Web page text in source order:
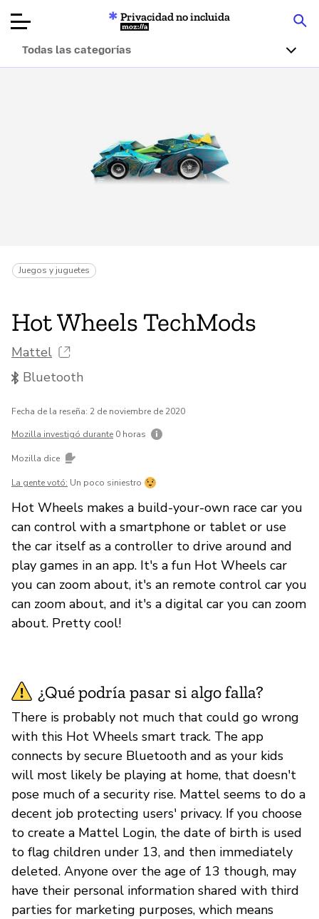
Acerca de
Privacidad no incluida
Mozilla
Todas las categorías
Juegos y juguetes
Hot Wheels TechMods
Mattel
Bluetooth
Fecha de la reseña: 2 de noviembre de 2020
Mozilla investigó durante 0 horas
Mozilla dice
La gente votó: Un poco siniestro
Hot Wheels makes a build-your-own race car you
can control with a smartphone or tablet or use
the car itself as a controller to drive around and
play games in an app. It's a fun Hot Wheels car
you can zoom about, it's an remote control car you
can zoom about, and it's a digital car you can zoom
about. Pretty cool!
¿Qué podría pasar si algo falla?
There is probably not much that could go wrong
with this Hot Wheels smart track. The app
connects by secure Bluetooth and as your kids
will most likely be playing at home, that doesn't
pose much of a security rise. Mattel seems to do a
decent job protecting users' privacy. If you choose
to create a Mattel Login, the date of birth is used
to flag children under 13, and then immediately
deleted. Anyone over the age of 13 though, may
have their personal information shared with third
parties for marketing purposes, which means